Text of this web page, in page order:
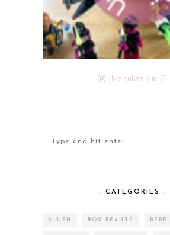
Me suivre sur IG !
– CATEGORIES –
BLUSH BOX BEAUTÉ BÉBÉ